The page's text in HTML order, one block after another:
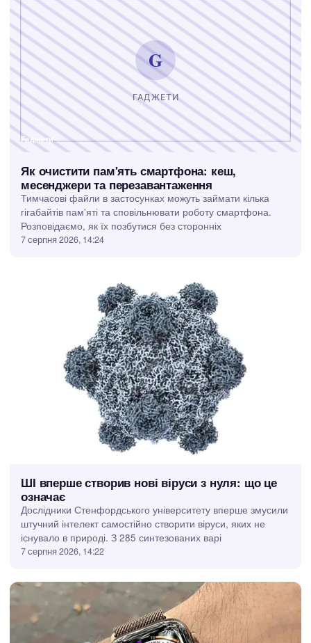
Гаджети
Як очистити пам'ять смартфона: кеш,
месенджери та перезавантаження
Тимчасові файли в застосунках можуть займати кілька
гігабайтів пам'яті та сповільнювати роботу смартфона.
Розповідаємо, як їх позбутися без сторонніх
7 серпня 2026, 14:24
ШІ вперше створив нові віруси з нуля: що це
означає
Дослідники Стенфордського університету вперше змусили
штучний інтелект самостійно створити віруси, яких не
існувало в природі. З 285 синтезованих варі
7 серпня 2026, 14:22